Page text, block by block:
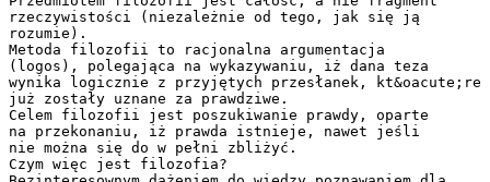
rzeczywistości (niezależnie od tego, jak się ją
rozumie).
Metoda filozofii to racjonalna argumentacja
(logos), polegająca na wykazywaniu, iż dana teza
wynika logicznie z przyjętych przesłanek, kt&oacute;re
już zostały uznane za prawdziwe.
Celem filozofii jest poszukiwanie prawdy, oparte
na przekonaniu, iż prawda istnieje, nawet jeśli
nie można się do w pełni zbliżyć.
Czym więc jest filozofia?